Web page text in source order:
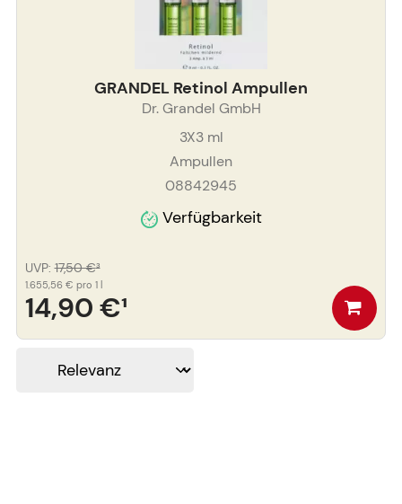
GRANDEL Retinol Ampullen
Dr. Grandel GmbH
3X3ml
Ampullen
08842945
Verfügbarkeit
14,90 €¹
UVP: 17,50 €³
1.655,56 € pro 1 l